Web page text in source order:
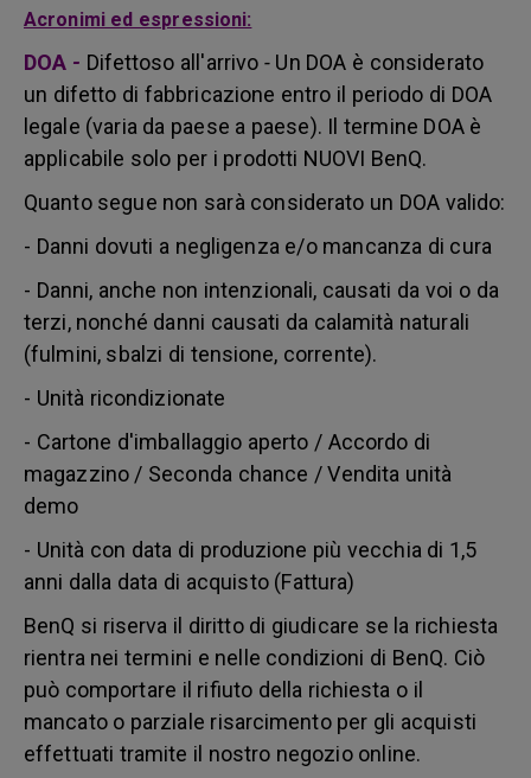
Acronimi ed espressioni:
DOA - Difettoso all'arrivo - Un DOA è considerato
un difetto di fabbricazione entro il periodo di DOA
legale (varia da paese a paese). Il termine DOA è
applicabile solo per i prodotti NUOVI BenQ.
Quanto segue non sarà considerato un DOA valido:
- Danni dovuti a negligenza e/o mancanza di cura
- Danni, anche non intenzionali, causati da voi o da
terzi, nonché danni causati da calamità naturali
(fulmini, sbalzi di tensione, corrente).
- Unità ricondizionate
- Cartone d'imballaggio aperto / Accordo di
magazzino / Seconda chance / Vendita unità
demo
- Unità con data di produzione più vecchia di 1,5
anni dalla data di acquisto (Fattura)
BenQ si riserva il diritto di giudicare se la richiesta
rientra nei termini e nelle condizioni di BenQ. Ciò
può comportare il rifiuto della richiesta o il
mancato o parziale risarcimento per gli acquisti
effettuati tramite il nostro negozio online.